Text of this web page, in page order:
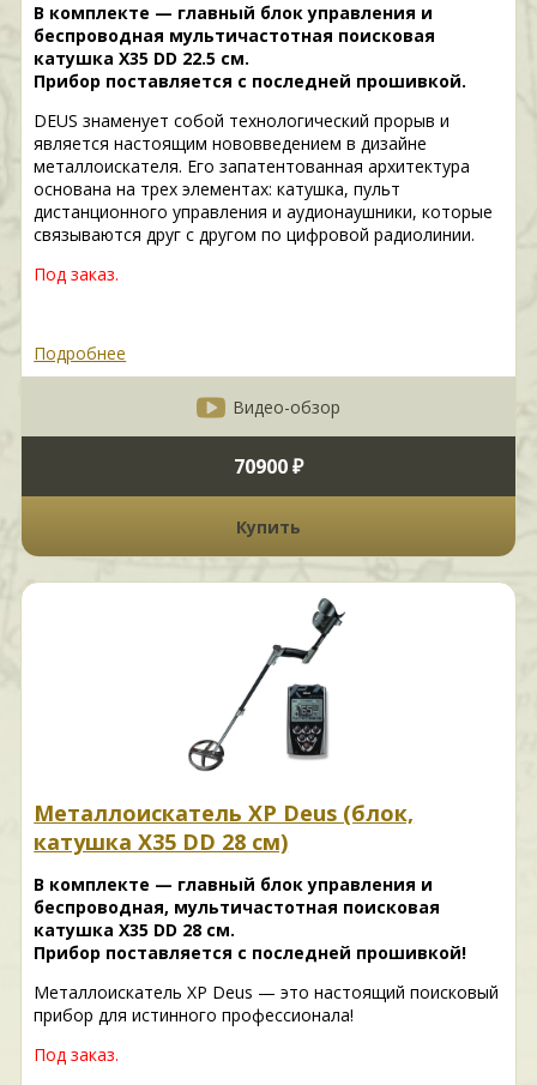
В комплекте — главный блок управления и
беспроводная мультичастотная поисковая
катушка X35 DD 22.5 см.
Прибор поставляется с последней прошивкой.
DEUS знаменует собой технологический прорыв и
является настоящим нововведением в дизайне
металлоискателя. Его запатентованная архитектура
основана на трех элементах: катушка, пульт
дистанционного управления и аудионаушники, которые
связываются друг с другом по цифровой радиолинии.
Под заказ.
Подробнее
Видео-обзор
70900 ₽
Купить
Металлоискатель XP Deus (блок,
катушка X35 DD 28 см)
В комплекте — главный блок управления и
беспроводная, мультичастотная поисковая
катушка X35 DD 28 см.
Прибор поставляется с последней прошивкой!
Металлоискатель XP Deus — это настоящий поисковый
прибор для истинного профессионала!
Под заказ.